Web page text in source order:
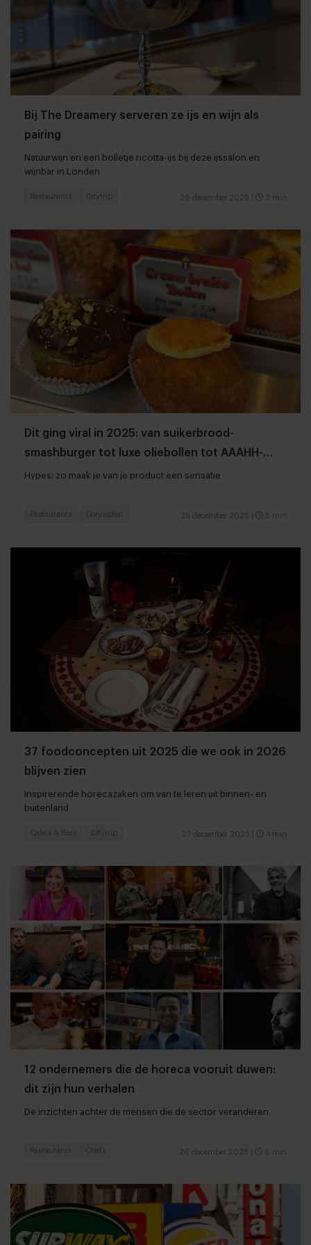
Bij The Dreamery serveren ze ijs en wijn als
pairing
Natuurwijn en een bolletje ricotta-ijs bij deze ijssalon en
wijnbar in Londen
29 december 2025 2 min
Restaurants Citytrip
Dit ging viral in 2025: van suikerbrood-
smashburger tot luxe oliebollen tot AAAHH-
gurk
Hypes: zo maak je van je product een sensatie
28 december 2025 5 min
Restaurants Concepten
37 foodconcepten uit 2025 die we ook in 2026
blijven zien
Inspirerende horecazaken om van te leren uit binnen- en
buitenland
27 december 2025 4 min
Café's & Bars Citytrip
12 ondernemers die de horeca vooruit duwen:
dit zijn hun verhalen
De inzichten achter de mensen die de sector veranderen
26 december 2025 6 min
Restaurants Chefs